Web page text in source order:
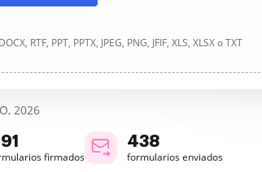
RTF, PPT, PPTX, JPEG, PNG, JFIF, XLS, XLSX o TXT
2026
firmados
438
formularios enviados